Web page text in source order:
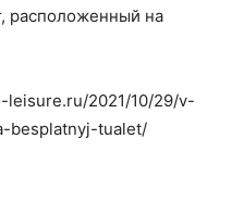
расположенный на
leisure.ru/2021/10/29/v-
besplatnyj-tualet/